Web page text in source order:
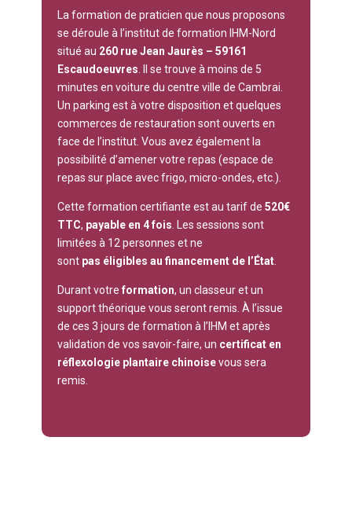
La formation de praticien que nous proposons
se déroule à l’institut de formation IHM-Nord
situé au 260 rue Jean Jaurès – 59161
Escaudoeuvres . Il se trouve à moins de 5
minutes en voiture du centre ville de Cambrai.
Un parking est à votre disposition et quelques
commerces de restauration sont ouverts en
face de l’institut. Vous avez également la
possibilité d’amener votre repas (espace de
repas sur place avec frigo, micro-ondes, etc.).
Cette formation certifiante est au tarif de 520€
TTC, payable en 4 fois . Les sessions sont
limitées à 12 personnes et ne
sont pas éligibles au financement de l’État.
Durant votre formation, un classeur et un
support théorique vous seront remis. À l’issue
de ces 3 jours de formation à l’IHM et après
validation de vos savoir-faire, un certificat en
réflexologie plantaire chinoisevous sera
remis.